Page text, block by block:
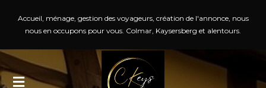
Accueil, ménage, gestion des voyageurs, création de l'annonce, nous
nous en occupons pour vous. Colmar, Kaysersberg et alentours.